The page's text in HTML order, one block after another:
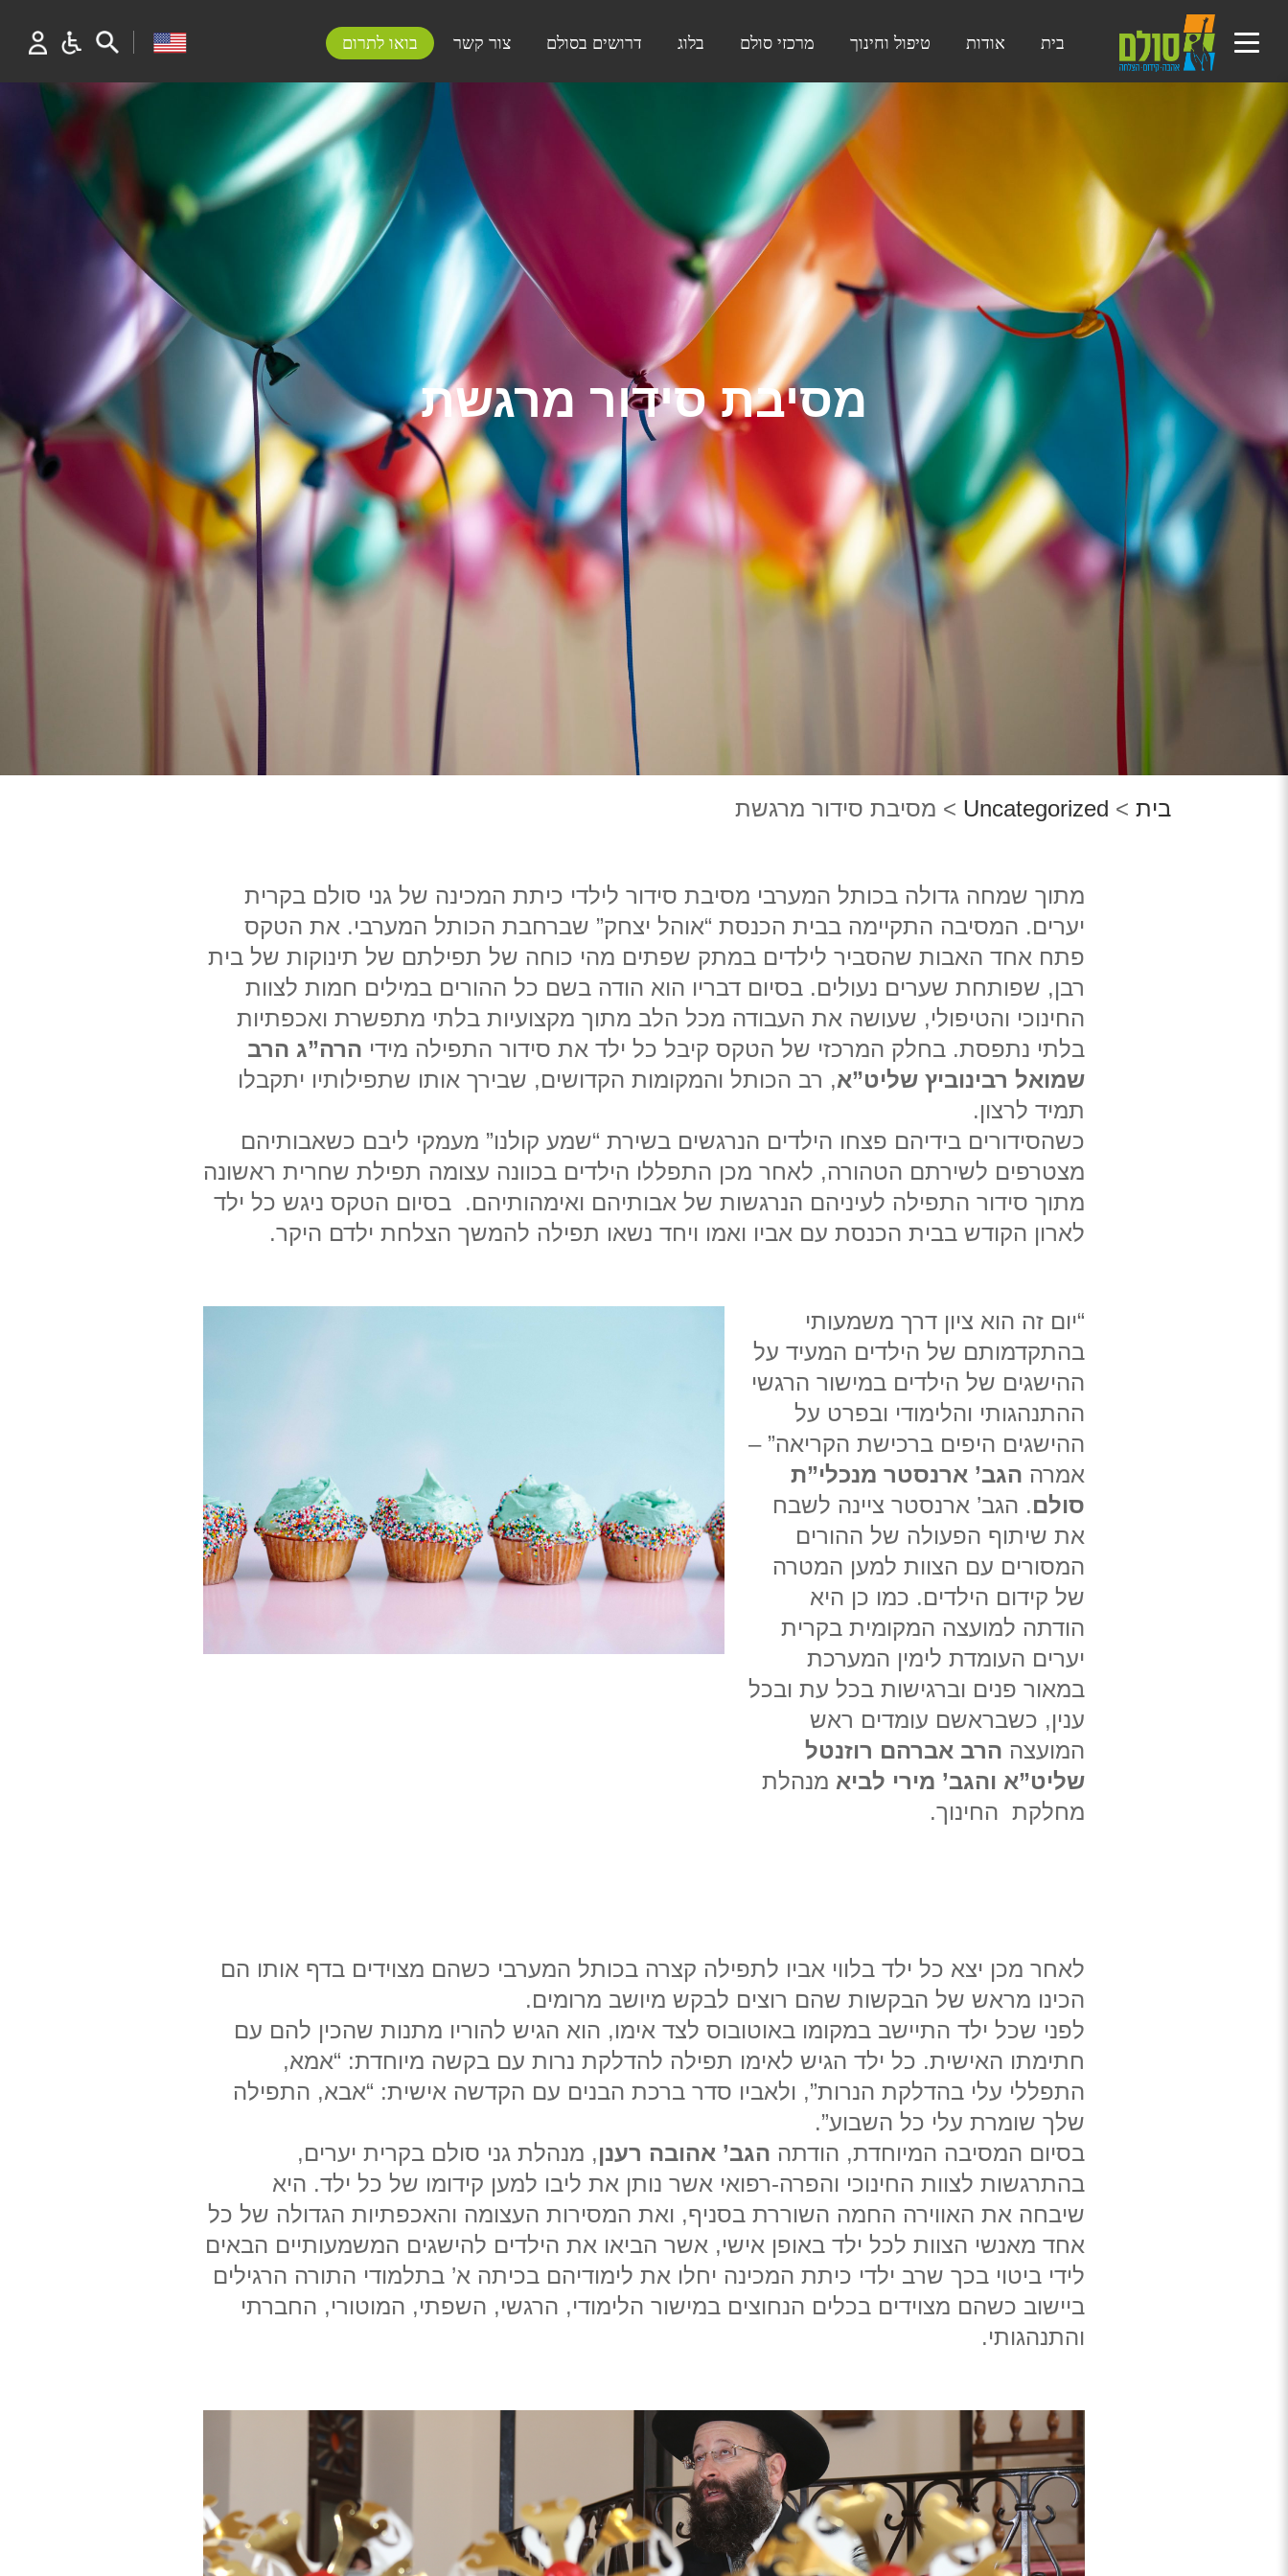
בית אודות טיפול וחינוך מרכזי סולם בלוג דרושים בסולם צור קשר בואו לתרום
מסיבת סידור מרגשת
בית >
Uncategorized
> מסיבת סידור מרגשת
מתוך שמחה גדולה בכותל המערבי מסיבת סידור לילדי כיתת המכינה של גני סולם בקרית
יערים. המסיבה התקיימה בבית הכנסת “אוהל יצחק” שברחבת הכותל המערבי. את הטקס
פתח אחד האבות שהסביר לילדים במתק שפתים מהי כוחה של תפילתם של תינוקות של בית
רבן, שפותחת שערים נעולים. בסיום דבריו הוא הודה בשם כל ההורים במילים חמות לצוות
החינוכי והטיפולי, שעושה את העבודה מכל הלב מתוך מקצועיות בלתי מתפשרת ואכפתיות
בלתי נתפסת. בחלק המרכזי של הטקס קיבל כל ילד את סידור התפילה מידי הרה”ג הרב
שמואל רבינוביץ שליט”א, רב הכותל והמקומות הקדושים, שבירך אותו שתפילותיו יתקבלו
תמיד לרצון.
כשהסידורים בידיהם פצחו הילדים הנרגשים בשירת “שמע קולנו” מעמקי ליבם כשאבותיהם
מצטרפים לשירתם הטהורה, לאחר מכן התפללו הילדים בכוונה עצומה תפילת שחרית ראשונה
מתוך סידור התפילה לעיניהם הנרגשות של אבותיהם ואימהותיהם. בסיום הטקס ניגש כל ילד
לארון הקודש בבית הכנסת עם אביו ואמו ויחד נשאו תפילה להמשך הצלחת ילדם היקר.
“יום זה הוא ציון דרך משמעותי
בהתקדמותם של הילדים המעיד על
ההישגים של הילדים במישור הרגשי
ההתנהגותי והלימודי ובפרט על
ההישגים היפים ברכישת הקריאה” –
אמרה הגב’ ארנסטר מנכלי”ת
סולם. הגב’ ארנסטר ציינה לשבח
את שיתוף הפעולה של ההורים
המסורים עם הצוות למען המטרה
של קידום הילדים. כמו כן היא
הודתה למועצה המקומית בקרית
יערים העומדת לימין המערכת
במאור פנים וברגישות בכל עת ובכל
ענין, כשבראשם עומדים ראש
המועצה הרב אברהם רוזנטל
שליט”א והגב’ מירי לביא מנהלת
מחלקת החינוך.
לאחר מכן יצא כל ילד בלווי אביו לתפילה קצרה בכותל המערבי כשהם מצוידים בדף אותו הם
הכינו מראש של הבקשות שהם רוצים לבקש מיושב מרומים.
לפני שכל ילד התיישב במקומו באוטובוס לצד אימו, הוא הגיש להוריו מתנות שהכין להם עם
חתימתו האישית. כל ילד הגיש לאימו תפילה להדלקת נרות עם בקשה מיוחדת: “אמא,
התפללי עלי בהדלקת הנרות”, ולאביו סדר ברכת הבנים עם הקדשה אישית: “אבא, התפילה
שלך שומרת עלי כל השבוע”.
בסיום המסיבה המיוחדת, הודתה הגב’ אהובה רענן, מנהלת גני סולם בקרית יערים,
בהתרגשות לצוות החינוכי והפרה-רפואי אשר נותן את ליבו למען קידומו של כל ילד. היא
שיבחה את האווירה החמה השוררת בסניף, ואת המסירות העצומה והאכפתיות הגדולה של כל
אחד מאנשי הצוות לכל ילד באופן אישי, אשר הביאו את הילדים להישגים המשמעותיים הבאים
לידי ביטוי בכך שרב ילדי כיתת המכינה יחלו את לימודיהם בכיתה א’ בתלמודי התורה הרגילים
ביישוב כשהם מצוידים בכלים הנחוצים במישור הלימודי, הרגשי, השפתי, המוטורי, החברתי
והתנהגותי.